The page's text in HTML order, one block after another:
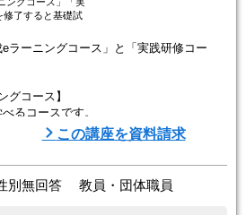
修了すると基礎試
ラーニングコース」と「実践研修コー
グコース】
るコースです。
視聴するオンデマンドスタイルで学びま
できます。
の双方向のやり取りができるオンライン
この講座を資料請求
無回答 教員・団体職員